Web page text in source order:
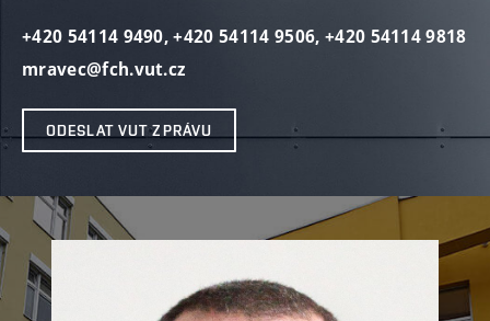
+420 54114 9490,+420 54114 9506, +420 54114 9818
mravec@fch.vut.cz
ODESLAT VUT ZPRÁVU